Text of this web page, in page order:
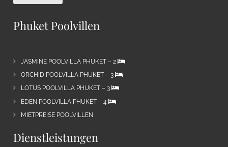
Phuket Poolvillen
JASMINE POOLVILLA PHUKET – 2
ORCHID POOLVILLA PHUKET – 3
LOTUS POOLVILLA PHUKET – 3
EDEN POOLVILLA PHUKET – 4
MIETPREISE POOLVILLEN
Dienstleistungen